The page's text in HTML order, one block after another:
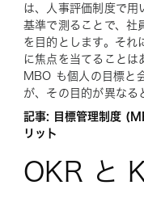
は、人事評価制度で用
基準で測ることで、社
を目的とします。それ
に焦点を当てること
MBO も個人の目標と
が、その目的が異なる
記事: 目標管理制度
リット
OKR と